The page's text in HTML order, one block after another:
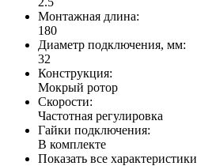
Монтажная длина:
180
Диаметр подключения, мм:
32
Конструкция:
Мокрый ротор
Скорости:
Частотная регулировка
Гайки подключения:
В комплекте
Показать все характеристики